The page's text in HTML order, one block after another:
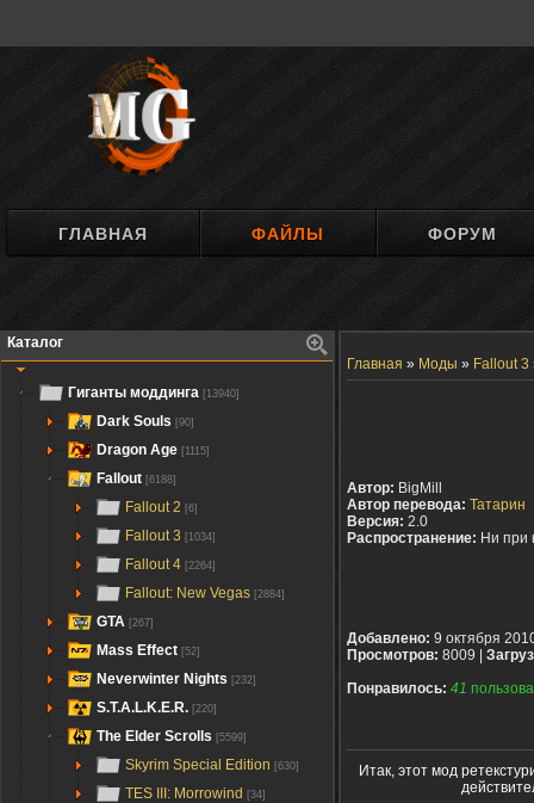
ГЛАВНАЯ ФАЙЛЫ ФОРУМ
Каталог
Гиганты моддинга [13940]
Dark Souls [90]
Dragon Age [1115]
Fallout [6188]
Fallout 2 [6]
Fallout 3 [1034]
Fallout 4 [2264]
Fallout: New Vegas [2884]
GTA [267]
Mass Effect [52]
Neverwinter Nights [232]
S.T.A.L.K.E.R. [220]
The Elder Scrolls [5599]
Skyrim Special Edition [630]
TES III: Morrowind [34]
Главная » Моды » Fallout 3
Автор: BigMill
Автор перевода: Татарин
Версия: 2.0
Распространение: Ни при
Добавлено: 9 октября
Просмотров: 8009 |
Понравилось: 41
Итак, этот мод